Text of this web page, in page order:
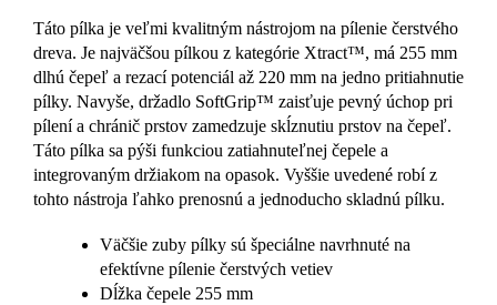
Táto pílka je veľmi kvalitným nástrojom na pílenie čerstvého
dreva. Je najväčšou pílkou z kategórie Xtract™, má 255 mm
dlhú čepeľ a rezací potenciál až 220 mm na jedno pritiahnutie
pílky. Navyše, držadlo SoftGrip™ zaisťuje pevný úchop pri
pílení a chránič prstov zamedzuje skĺznutiu prstov na čepeľ.
Táto pílka sa pýši funkciou zatiahnuteľnej čepele a
integrovaným držiakom na opasok. Vyššie uvedené robí z
tohto nástroja ľahko prenosnú a jednoducho skladnú pílku.
Väčšie zuby pílky sú špeciálne navrhnuté na
efektívne pílenie čerstvých vetiev
Dĺžka čepele 255 mm